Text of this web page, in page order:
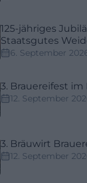
125-jähriges
Staatsgutes
6. September
3. Brauereifest im
12. September
3. Bräuwirt
12. September